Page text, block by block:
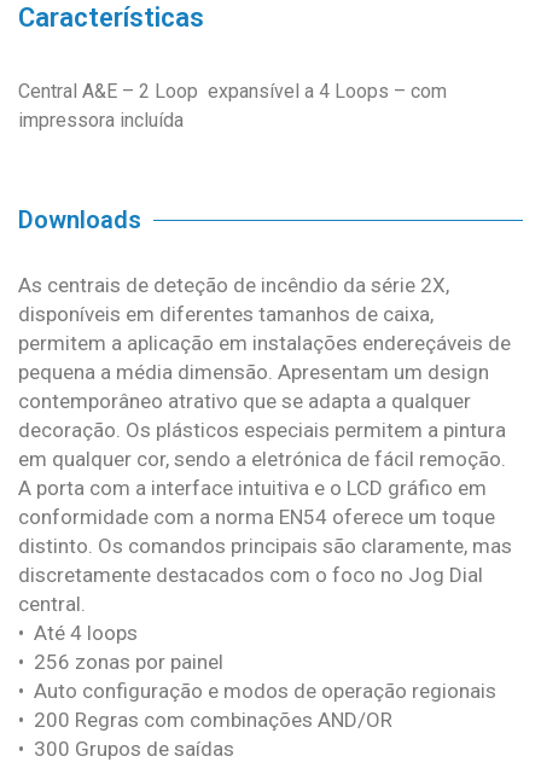
Características
Central A&E – 2 Loop expansível a 4 Loops – com
impressora incluída
Downloads
As centrais de deteção de incêndio da série 2X,
disponíveis em diferentes tamanhos de caixa,
permitem a aplicação em instalações endereçáveis de
pequena a média dimensão. Apresentam um design
contemporâneo atrativo que se adapta a qualquer
decoração. Os plásticos especiais permitem a pintura
em qualquer cor, sendo a eletrónica de fácil remoção.
A porta com a interface intuitiva e o LCD gráfico em
conformidade com a norma EN54 oferece um toque
distinto. Os comandos principais são claramente, mas
discretamente destacados com o foco no Jog Dial
central.
• Até 4 loops
• 256 zonas por painel
• Auto configuração e modos de operação regionais
• 200 Regras com combinações AND/OR
• 300 Grupos de saídas